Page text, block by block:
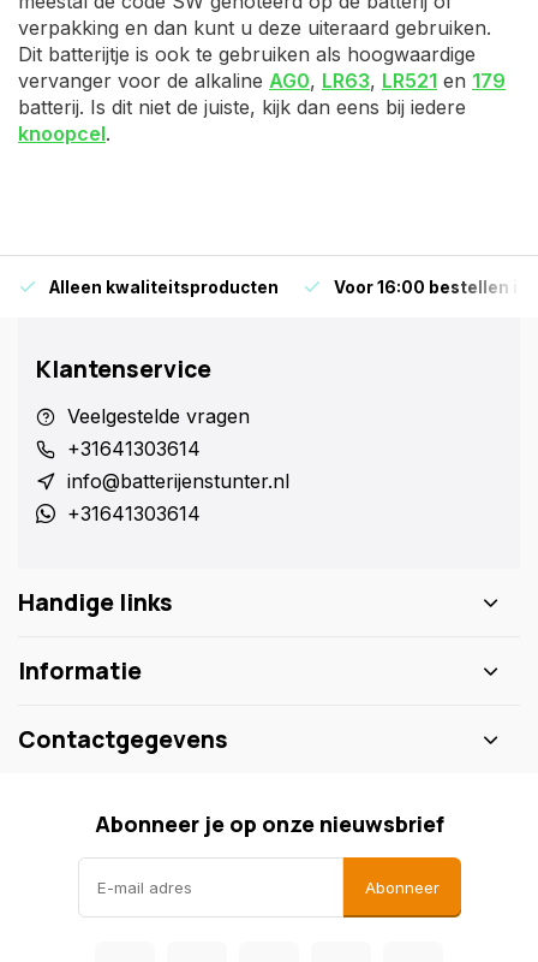
verpakking en dan kunt u deze uiteraard gebruiken.
Dit batterijtje is ook te gebruiken als hoogwaardige
vervanger voor de alkaline AG0, LR63, LR521 en 179
batterij. Is dit niet de juiste, kijk dan eens bij iedere
knoopcel.
Alleen kwaliteitsproducten Voor 16:00 bestellen is
Klantenservice
Veelgestelde vragen
+31641303614
info@batterijenstunter.nl
+31641303614
Handige links
Informatie
Contactgegevens
Abonneer je op onze nieuwsbrief
Abonneer